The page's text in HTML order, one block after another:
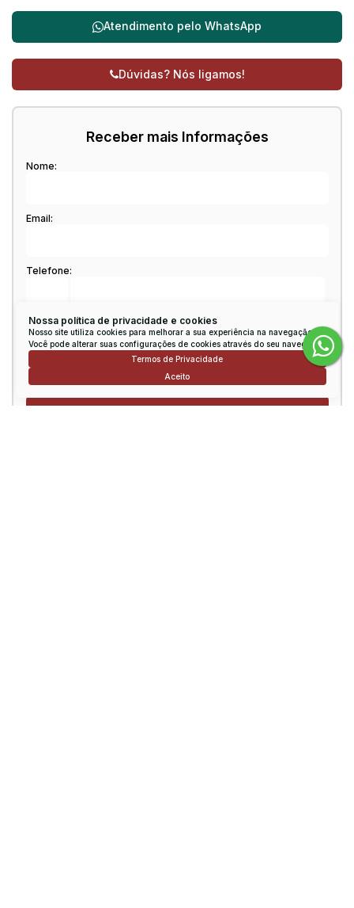
Nossa política de privacidade e cookies
Nosso site utiliza cookies para melhorar a sua experiência na navegação.
Você pode alterar suas configurações de cookies através do seu navegador.
Termos de Privacidade
Aceito
Atendimento pelo WhatsApp
Dúvidas? Nós ligamos!
Receber mais Informações
Nome:
Email:
Telefone:
Mensagem: